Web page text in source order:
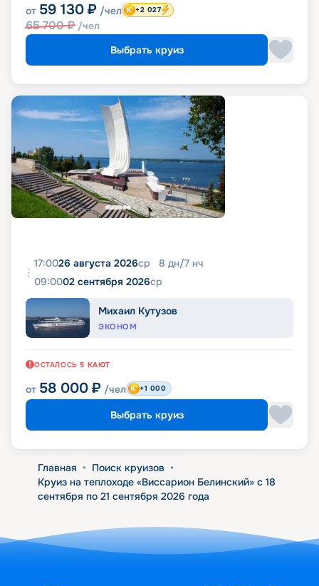
от 59 130 ₽ /чел
65 700₽ /чел
+2 027
Выбрать круиз
17:0026 августа 2026ср 8 дн/7 нч
09:0002 сентября 2026ср
Михаил Кутузов
ЭКОНОМ
ОСТАЛОСЬ 5 КАЮТ
от 58 000 ₽ /чел +1 000
Выбрать круиз
Главная • Поиск круизов •
Круиз на теплоходе «Виссарион Белинский» с 18
сентября по 21 сентября 2026 года